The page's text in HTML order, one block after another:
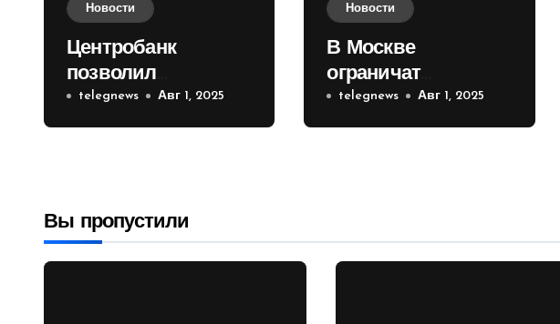
Новости
Центробанк
позволил
инвесторам из
враждебных
telegnews Авг 1, 2025
Новости
В Москве
ограничат
движение на
Садовом кольце
telegnews Авг 1, 2025
Вы пропустили